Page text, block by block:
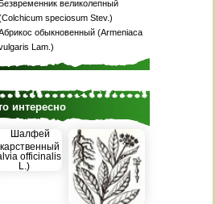
великолепный
speciosum Stev.)
обыкновенный (Armeniaca
Lam.)
интересно